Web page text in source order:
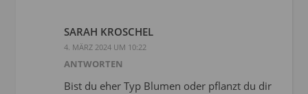
SARAH KROSCHEL
4. MÄRZ 2024 UM 10:22
ANTWORTEN
Bist du eher Typ Blumen oder pflanzt du dir